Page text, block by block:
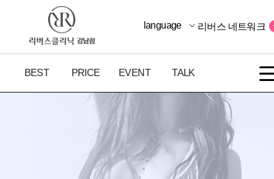
BEST PRICE EVENT TALK
language 리버스 네트워크